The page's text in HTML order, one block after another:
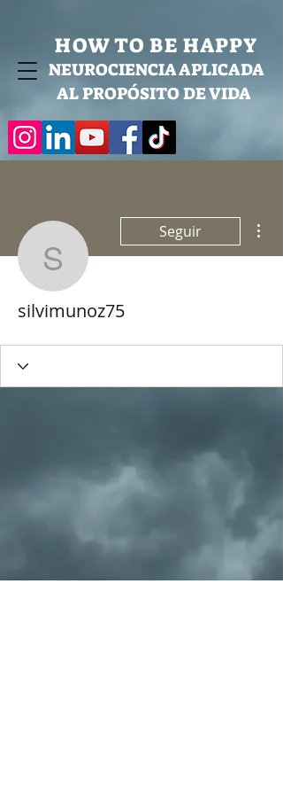
HOW TO BE HAPPY
NEUROCIENCIA APLICADA
AL PROPÓSITO DE VIDA
silvimunoz75
Seguir
silvimunoz75